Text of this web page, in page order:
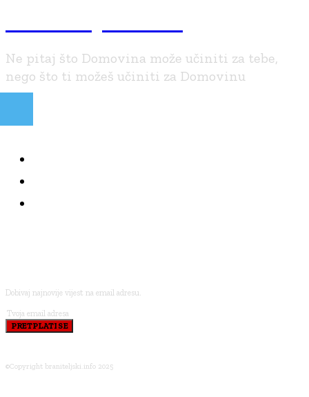
Ne pitaj što Domovina može učiniti za tebe,
nego što ti možeš učiniti za Domovinu
Dobivaj najnovije vijest na email adresu.
PRETPLATI SE
©Copyright braniteljski.info 2025